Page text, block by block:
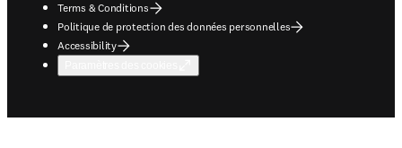
Terms & Conditions
Politique de protection des données personnelles
Accessibility